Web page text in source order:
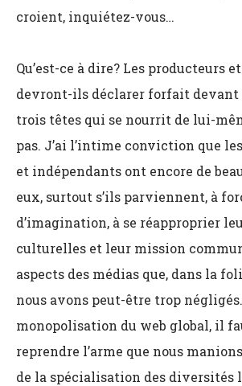
croient, inquiétez-vous…
Qu’est-ce à dire? Les producteurs
devront-ils déclarer forfait devant
trois têtes qui se nourrit de lui-
pas. J’ai l’intime conviction que
et indépendants ont encore de
eux, surtout s’ils parviennent, à
d’imagination, à se réapproprier
culturelles et leur mission
aspects des médias que, dans la
nous avons peut-être trop
monopolisation du web global, il
reprendre l’arme que nous
de la spécialisation des diversités